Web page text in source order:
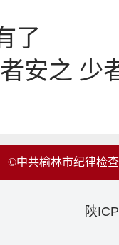
了
安之 少
©中共榆林市纪律检
陕